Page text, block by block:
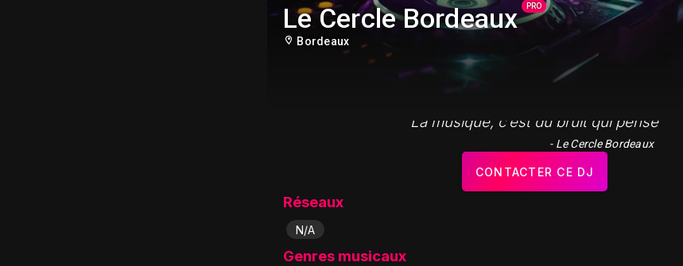
Le Cercle Bordeaux PRO
Bordeaux
"La musique, c’est du bruit qui pense"
- Le Cercle Bordeaux
CONTACTER CE DJ
Réseaux
N/A
Genres musicaux